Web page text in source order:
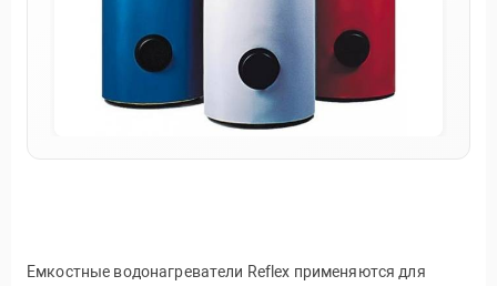
Емкостные водонагреватели Reflex применяются для